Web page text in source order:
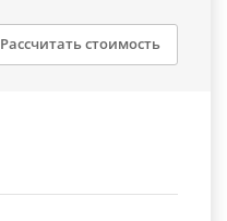
Рассчитать стоимость